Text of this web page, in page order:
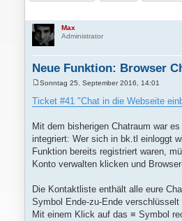
Max
Administrator
Neue Funktion: Browser
i
r
a
g
Sonntag 25. September 2016, 14:01
Ticket #41 "Chat in die Webseite
Mit dem bisherigen Chatraum war
integriert: Wer sich in bk.tl einloggt
Funktion bereits registriert waren,
Konto verwalten klicken und
Die Kontaktliste enthält alle eure
Symbol Ende-zu-Ende
Mit einem Klick auf das ≡ Symbol